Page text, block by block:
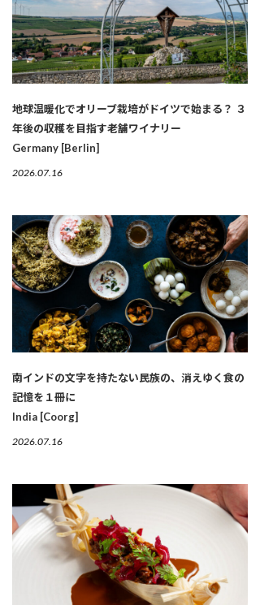
地球温暖化でオリーブ栽培がドイツで始まる？ ３
年後の収穫を目指す老舗ワイナリー
Germany [Berlin]
2026.07.16
南インドの文字を持たない民族の、消えゆく食の
記憶を１冊に
India [Coorg]
2026.07.16